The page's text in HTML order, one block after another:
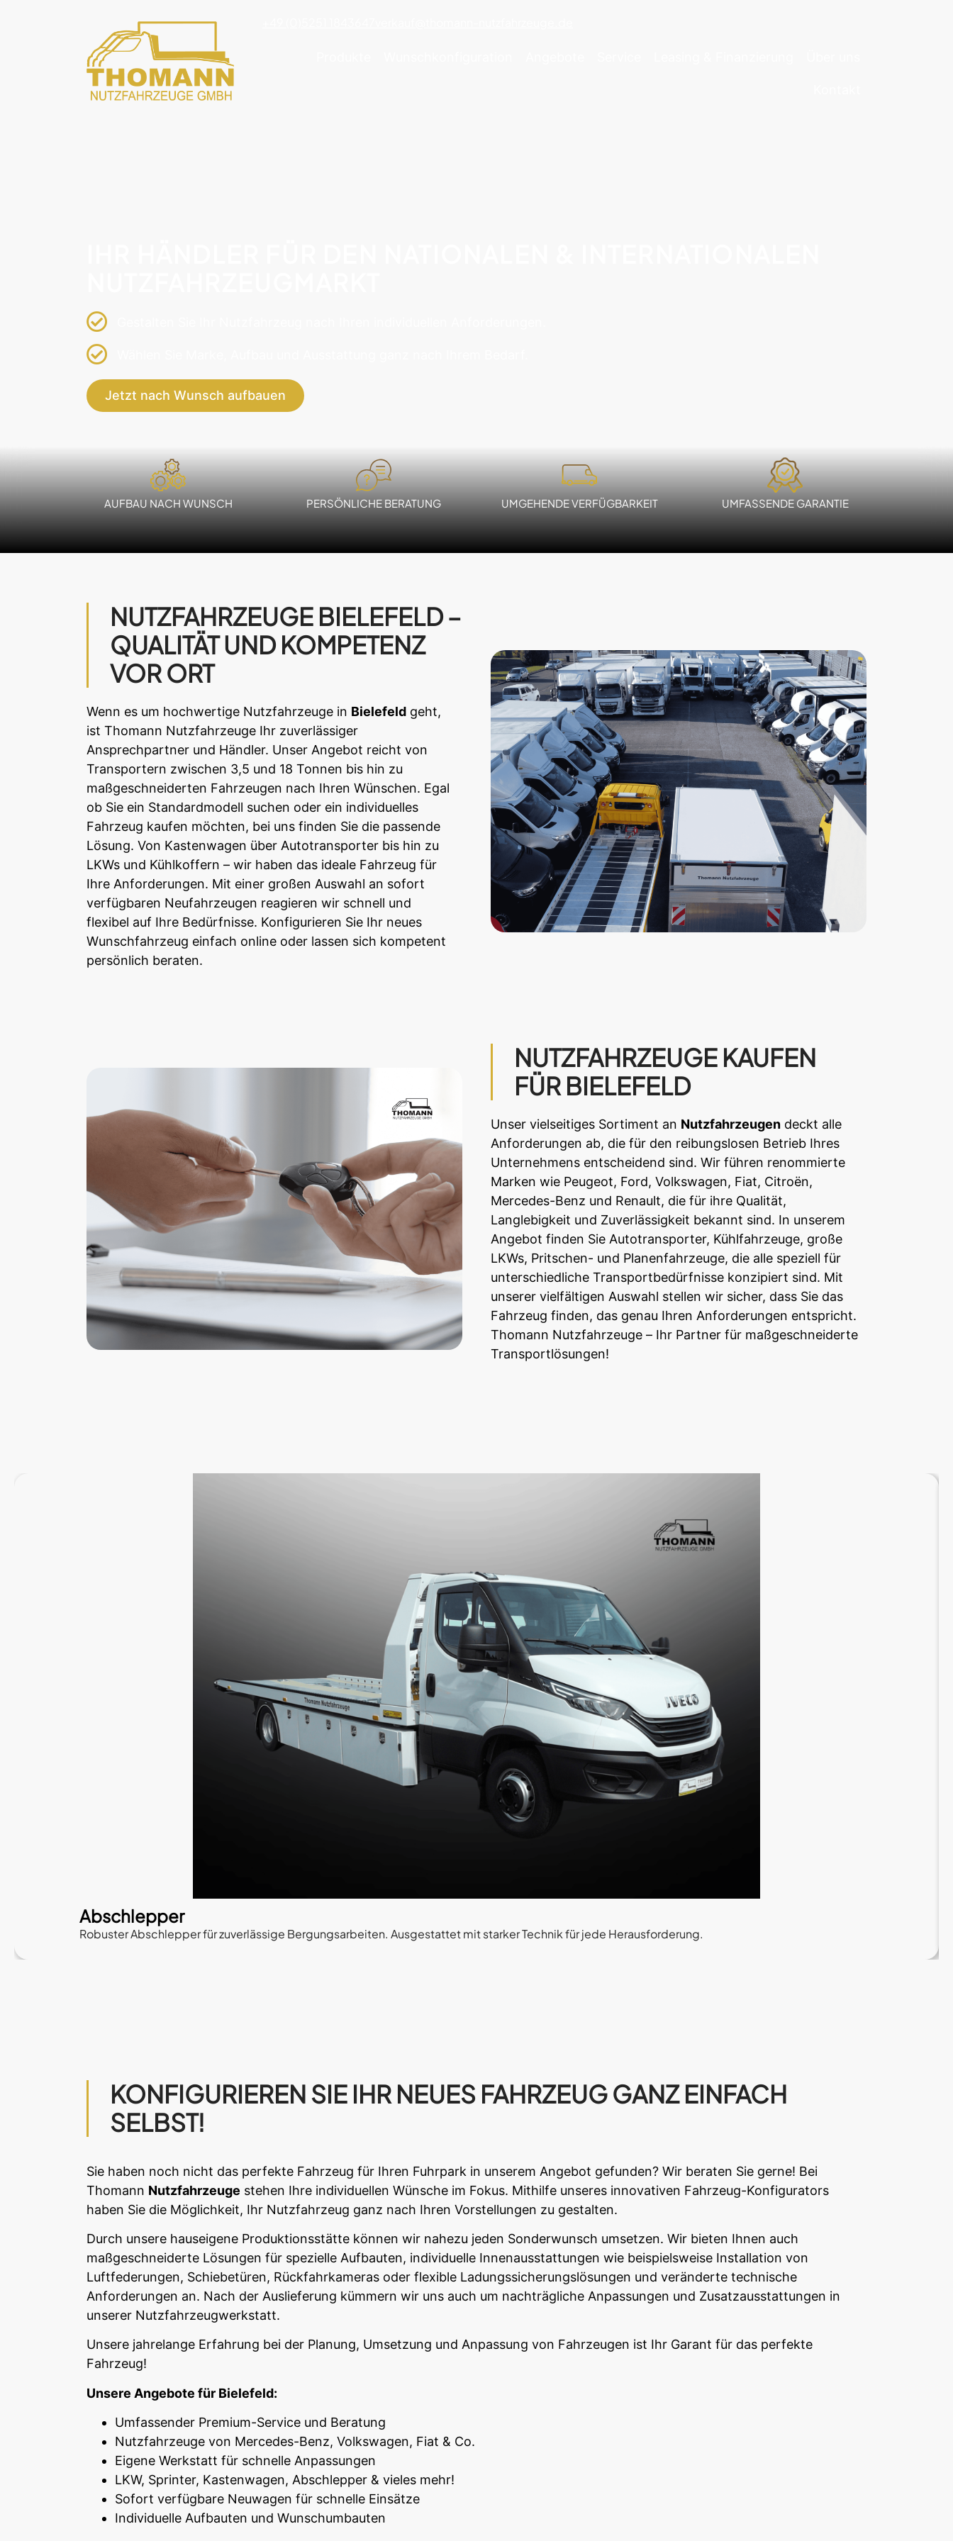
Jetzt nach Wunsch aufbauen
AUFBAU NACH WUNSCH PERSÖNLICHE BERATUNG UMGEHENDE VERFÜGBARKEIT UMFASSENDE GARANTIE
NUTZFAHRZEUGE BIELEFELD –
QUALITÄT UND KOMPETENZ
VOR ORT
Wenn es um hochwertige Nutzfahrzeuge in Bielefeld geht,
ist Thomann Nutzfahrzeuge Ihr zuverlässiger
Ansprechpartner und Händler. Unser Angebot reicht von
Transportern zwischen 3,5 und 18 Tonnen bis hin zu
maßgeschneiderten Fahrzeugen nach Ihren Wünschen. Egal
ob Sie ein Standardmodell suchen oder ein individuelles
Fahrzeug kaufen möchten, bei uns finden Sie die passende
Lösung. Von Kastenwagen über Autotransporter bis hin zu
LKWs und Kühlkoffern – wir haben das ideale Fahrzeug für
Ihre Anforderungen. Mit einer großen Auswahl an sofort
verfügbaren Neufahrzeugen reagieren wir schnell und
flexibel auf Ihre Bedürfnisse. Konfigurieren Sie Ihr neues
Wunschfahrzeug einfach online oder lassen sich kompetent
persönlich beraten.
NUTZFAHR­ZEUGE KAUFEN
FÜR BIELEFELD
Unser vielseitiges Sortiment an Nutzfahrzeugen deckt alle
Anforderungen ab, die für den reibungslosen Betrieb Ihres
Unternehmens entscheidend sind. Wir führen renommierte
Marken wie Peugeot, Ford, Volkswagen, Fiat, Citroën,
Mercedes-Benz und Renault, die für ihre Qualität,
Langlebigkeit und Zuverlässigkeit bekannt sind. In unserem
Angebot finden Sie Autotransporter, Kühlfahrzeuge, große
LKWs, Pritschen- und Planenfahrzeuge, die alle speziell für
unterschiedliche Transportbedürfnisse konzipiert sind. Mit
unserer vielfältigen Auswahl stellen wir sicher, dass Sie das
Fahrzeug finden, das genau Ihren Anforderungen entspricht.
Thomann Nutzfahrzeuge – Ihr Partner für maßgeschneiderte
Transportlösungen!
Abschlepper
Robuster Abschlepper für zuverlässige Bergungsarbeiten. Ausgestattet mit starker Technik für jede Herausforderung.
KONFIGURIEREN SIE IHR NEUES FAHRZEUG GANZ EINFACH
SELBST!
Sie haben noch nicht das perfekte Fahrzeug für Ihren Fuhrpark in unserem Angebot gefunden? Wir beraten Sie gerne! Bei
Thomann Nutzfahrzeuge stehen Ihre individuellen Wünsche im Fokus. Mithilfe unseres innovativen Fahrzeug-Konfigurators
haben Sie die Möglichkeit, Ihr Nutzfahrzeug ganz nach Ihren Vorstellungen zu gestalten.
Durch unsere hauseigene Produktionsstätte können wir nahezu jeden Sonderwunsch umsetzen. Wir bieten Ihnen auch
maßgeschneiderte Lösungen für spezielle Aufbauten, individuelle Innenausstattungen wie beispielsweise Installation von
Luftfederungen, Schiebetüren, Rückfahrkameras oder flexible Ladungssicherungslösungen und veränderte technische
Anforderungen an. Nach der Auslieferung kümmern wir uns auch um nachträgliche Anpassungen und Zusatzausstattungen in
unserer Nutzfahrzeugwerkstatt.
Unsere jahrelange Erfahrung bei der Planung, Umsetzung und Anpassung von Fahrzeugen ist Ihr Garant für das perfekte
Fahrzeug!
Unsere Angebote für Bielefeld:
Umfassender Premium-Service und Beratung
Nutzfahrzeuge von Mercedes-Benz, Volkswagen, Fiat & Co.
Eigene Werkstatt für schnelle Anpassungen
LKW, Sprinter, Kastenwagen, Abschlepper & vieles mehr!
Sofort verfügbare Neuwagen für schnelle Einsätze
Individuelle Aufbauten und Wunschumbauten